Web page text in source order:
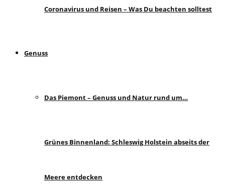
Coronavirus und Reisen – Was Du beachten solltest
Genuss
Das Piemont – Genuss und Natur rund um…
Grünes Binnenland: Schleswig Holstein abseits der
Meere entdecken